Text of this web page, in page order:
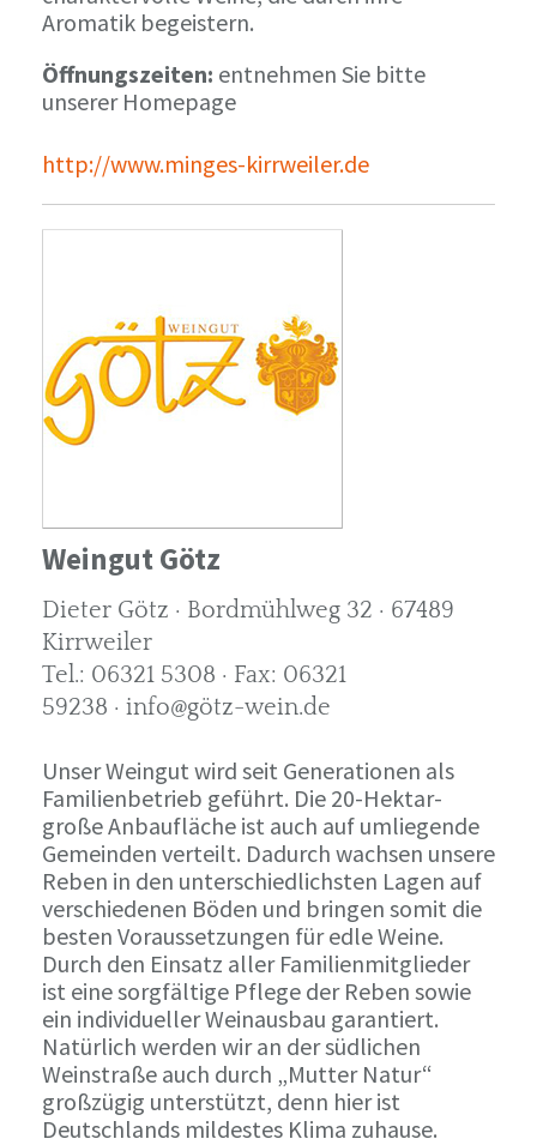
Aromatik begeistern.
Öffnungszeiten: entnehmen Sie bitte
unserer Homepage
http://www.minges-kirrweiler.de
Weingut Götz
Dieter Götz · Bordmühlweg 32 · 67489
Kirrweiler
Tel.: 06321 5308 · Fax: 06321
59238 · info@götz-wein.de
Unser Weingut wird seit Generationen als
Familienbetrieb geführt. Die 20-Hektar-
große Anbaufläche ist auch auf umliegende
Gemeinden verteilt. Dadurch wachsen unsere
Reben in den unterschiedlichsten Lagen auf
verschiedenen Böden und bringen somit die
besten Voraussetzungen für edle Weine.
Durch den Einsatz aller Familienmitglieder
ist eine sorgfältige Pflege der Reben sowie
ein individueller Weinausbau garantiert.
Natürlich werden wir an der südlichen
Weinstraße auch durch „Mutter Natur“
großzügig unterstützt, denn hier ist
Deutschlands mildestes Klima zuhause.